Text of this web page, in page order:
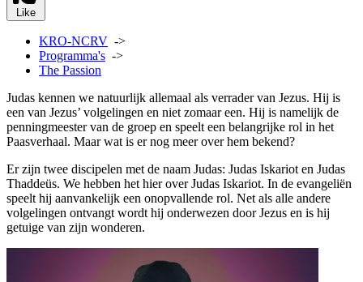
Like
KRO-NCRV ->
Programma's ->
The Passion
Judas kennen we natuurlijk allemaal als verrader van Jezus. Hij is
een van Jezus’ volgelingen en niet zomaar een. Hij is namelijk de
penningmeester van de groep en speelt een belangrijke rol in het
Paasverhaal. Maar wat is er nog meer over hem bekend?
Er zijn twee discipelen met de naam Judas: Judas Iskariot en Judas
Thaddeüs. We hebben het hier over Judas Iskariot. In de evangeliën
speelt hij aanvankelijk een onopvallende rol. Net als alle andere
volgelingen ontvangt wordt hij onderwezen door Jezus en is hij
getuige van zijn wonderen.